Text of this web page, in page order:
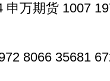
万期货 1007
8066 35681